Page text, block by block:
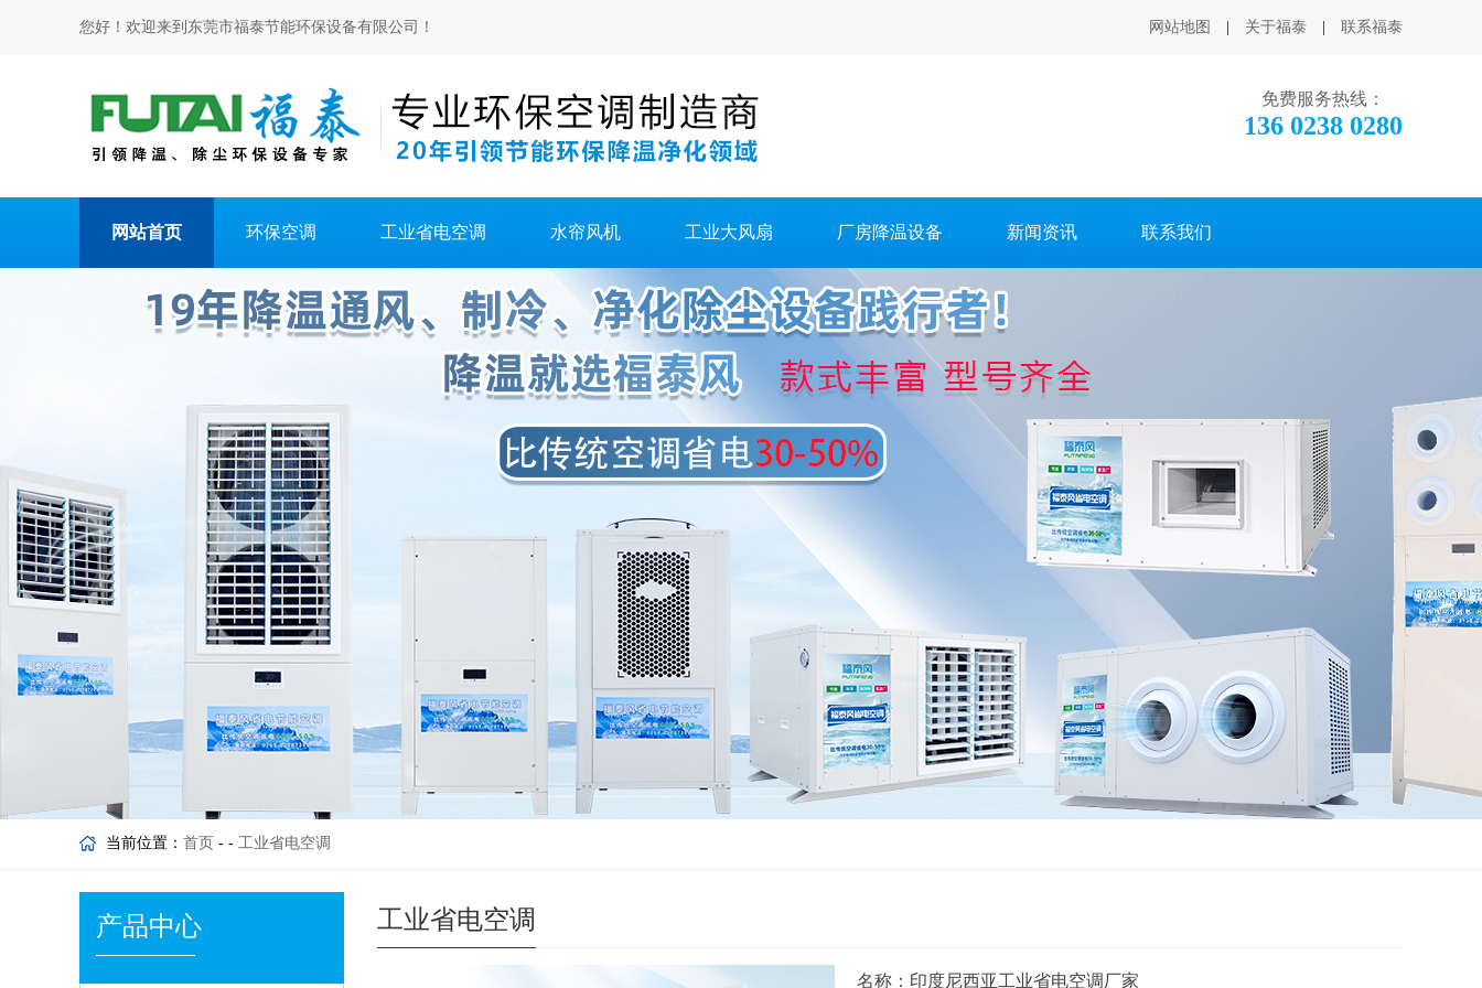
您好！欢迎来到东莞市福泰节能环保设备有限公司！ 网站地图 关于福泰 联系福泰
免费服务热线：
136 0238 0280
网站首页 环保空调 工业省电空调 水帘风机 工业大风扇 厂房降温设备 新闻资讯 联系我们
当前位置： 首页 - - 工业省电空调
产品中心 工业省电空调
名称：印度尼西亚工业省电空调厂家